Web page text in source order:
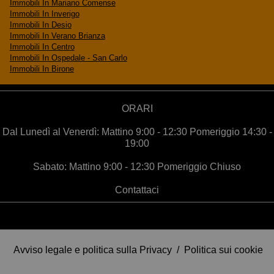
Balconi mq 30
Rustici/box mq 105
Totale superficie commercialemq 531
Stato degli immobili da sistemare, alcuni meno di altri
Richiesta € 460.000.
Immobili In Mariano Comense
Immobili In Inverigo
Immobili In Desio
Immobili In Verano Brianza
Immobili In Centro
Immobili In Ospedale - San Carlo
Immobili In Birone
ORARI
Dal Lunedì al Venerdì: Mattino 9:00 - 12:30 Pomeriggio 14:30 -
19:00
Sabato: Mattino 9:00 - 12:30 Pomeriggio Chiuso
Contattaci
Avviso legale e politica sulla Privacy / Politica sui cookie